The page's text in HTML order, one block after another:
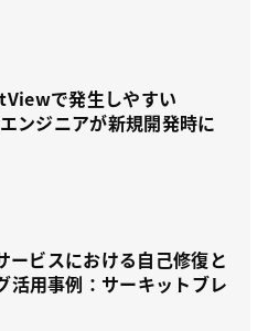
で発生しやすい
ンジニアが新規開発時に
ビスにおける自己修復と
活用事例：サーキットブレ